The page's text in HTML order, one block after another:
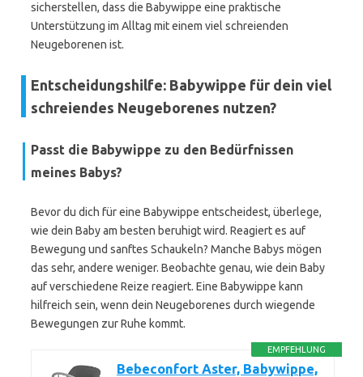
sicherstellen, dass die Babywippe eine praktische
Unterstützung im Alltag mit einem viel schreienden
Neugeborenen ist.
Entscheidungshilfe: Babywippe für dein viel
schreiendes Neugeborenes nutzen?
Passt die Babywippe zu den Bedürfnissen
meines Babys?
Bevor du dich für eine Babywippe entscheidest, überlege,
wie dein Baby am besten beruhigt wird. Reagiert es auf
Bewegung und sanftes Schaukeln? Manche Babys mögen
das sehr, andere weniger. Beobachte genau, wie dein Baby
auf verschiedene Reize reagiert. Eine Babywippe kann
hilfreich sein, wenn dein Neugeborenes durch wiegende
Bewegungen zur Ruhe kommt.
EMPFEHLUNG
Bebeconfort Aster, Babywippe,